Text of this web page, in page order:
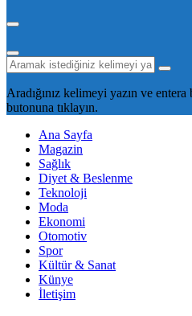
Aradığınız kelimeyi yazın ve
butonuna tıklayın.
Ana Sayfa
Magazin
Sağlık
Diyet & Beslenme
Teknoloji
Moda
Ekonomi
Otomotiv
Spor
Kültür & Sanat
Künye
İletişim